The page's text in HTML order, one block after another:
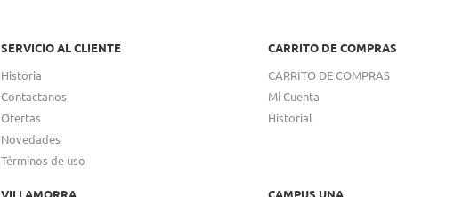
SERVICIO AL CLIENTE
Historia
Contactanos
Ofertas
Novedades
Términos de uso
CARRITO DE COMPRAS
CARRITO DE COMPRAS
Mi Cuenta
Historial
VILLAMORRA CAMPUS UNA